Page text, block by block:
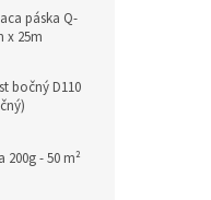
páska Q-
x 25m
bočný D110
200g - 50 m²